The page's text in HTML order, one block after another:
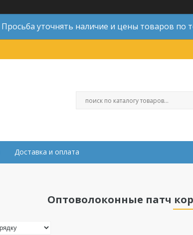
Просьба уточнять наличие и цены товаров по
Доставка и оплата
Оптоволоконные патч